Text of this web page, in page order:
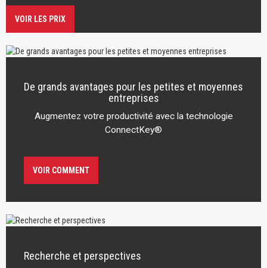
VOIR LES PRIX
De grands avantages pour les petites et moyennes
entreprises
Augmentez votre productivité avec la technologie
ConnectKey®
VOIR COMMENT
Recherche et perspectives